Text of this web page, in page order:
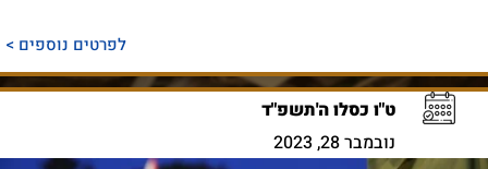
לפרטים נוספים >
ט"ו כסלו ה'תשפ"ד
נובמבר 28, 2023